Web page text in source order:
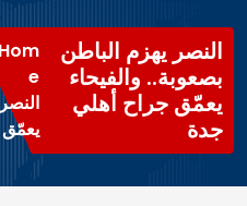
النصر يهزم الباطن
بصعوبة.. والفيحاء
يعمّق جراح أهلي
جدة
Hom
e